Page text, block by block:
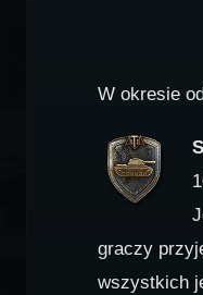
W okresie od
graczy
wszystkich